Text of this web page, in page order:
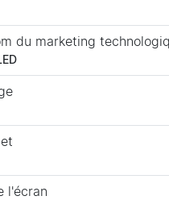
du marketing
l'écran